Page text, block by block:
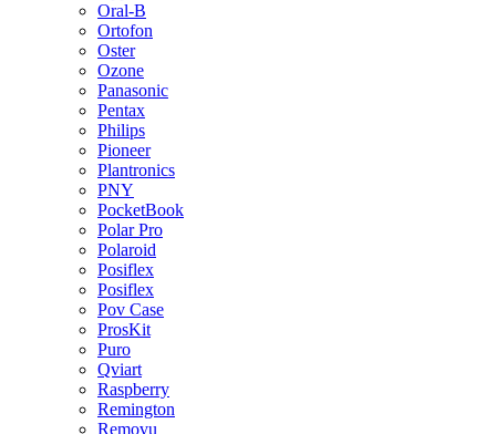
Oral-B
Ortofon
Oster
Ozone
Panasonic
Pentax
Philips
Pioneer
Plantronics
PNY
PocketBook
Polar Pro
Polaroid
Posiflex
Posiflex
Pov Case
ProsKit
Puro
Qviart
Raspberry
Remington
Removu